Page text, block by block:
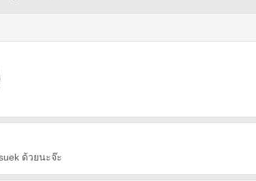
ด้วยนะจ๊ะ